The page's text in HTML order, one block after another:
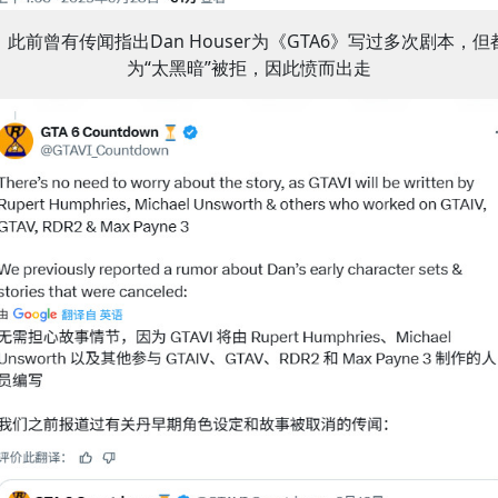
此前曾有传闻指出Dan Houser为《GTA6》写过多次剧本，但
为“太黑暗”被拒，因此愤而出走